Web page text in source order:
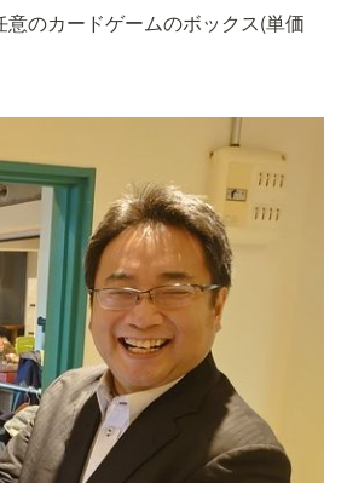
意のカードゲームのボックス(単価